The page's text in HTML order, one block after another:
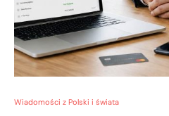
Wiadomości z Polski i świata